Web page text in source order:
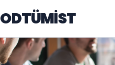
ODTÜMİST